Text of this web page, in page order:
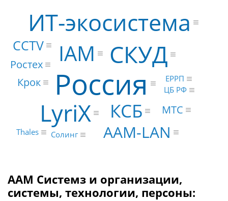
Россия
LyriX
СКУД
ИТ-экосистема
IAM
КСБ
AAM-LAN
CCTV
Ростех
Крок
МТС
ЦБ РФ
Thales
ЕРРП
Солинг
ААМ Системз и организации,
системы, технологии, персоны: